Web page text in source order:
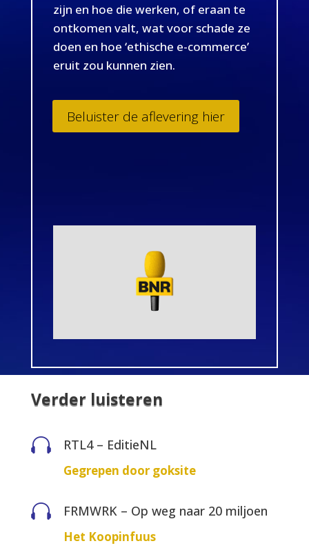
zijn en hoe die werken, of eraan te
ontkomen valt, wat voor schade ze
doen en hoe ‘ethische e-commerce’
eruit zou kunnen zien.
Beluister de aflevering hier
Verder luisteren
 RTL4 – EditieNL
Gegrepen door goksite
 FRMWRK – Op weg naar 20 miljoen
Het Koopinfuus